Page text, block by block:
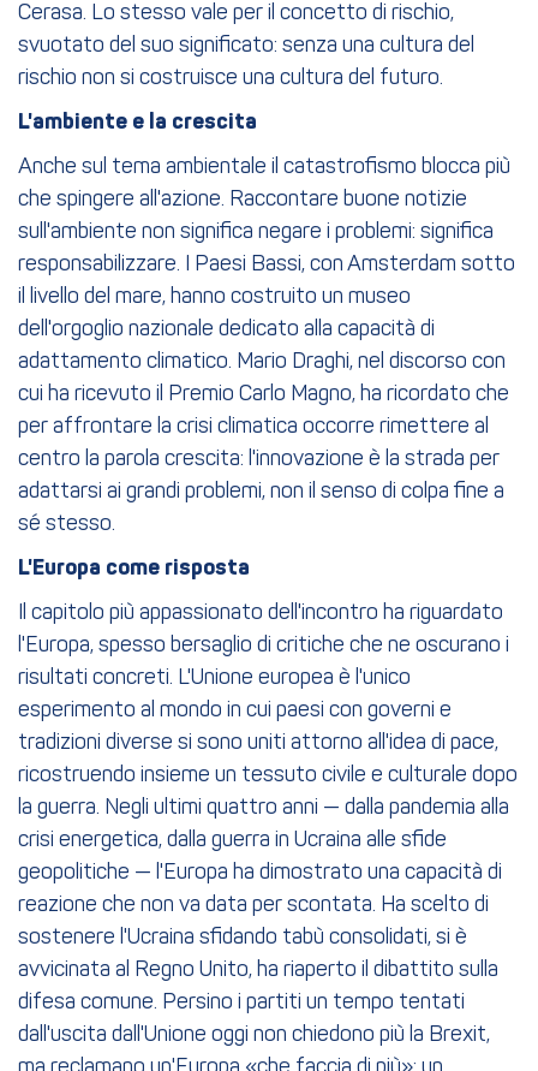
Cerasa. Lo stesso vale per il concetto di rischio,
svuotato del suo significato: senza una cultura del
rischio non si costruisce una cultura del futuro.
L'ambiente e la crescita
Anche sul tema ambientale il catastrofismo blocca più
che spingere all'azione. Raccontare buone notizie
sull'ambiente non significa negare i problemi: significa
responsabilizzare. I Paesi Bassi, con Amsterdam sotto
il livello del mare, hanno costruito un museo
dell'orgoglio nazionale dedicato alla capacità di
adattamento climatico. Mario Draghi, nel discorso con
cui ha ricevuto il Premio Carlo Magno, ha ricordato che
per affrontare la crisi climatica occorre rimettere al
centro la parola crescita: l'innovazione è la strada per
adattarsi ai grandi problemi, non il senso di colpa fine a
sé stesso.
L'Europa come risposta
Il capitolo più appassionato dell'incontro ha riguardato
l'Europa, spesso bersaglio di critiche che ne oscurano i
risultati concreti. L'Unione europea è l'unico
esperimento al mondo in cui paesi con governi e
tradizioni diverse si sono uniti attorno all'idea di pace,
ricostruendo insieme un tessuto civile e culturale dopo
la guerra. Negli ultimi quattro anni — dalla pandemia alla
crisi energetica, dalla guerra in Ucraina alle sfide
geopolitiche — l'Europa ha dimostrato una capacità di
reazione che non va data per scontata. Ha scelto di
sostenere l'Ucraina sfidando tabù consolidati, si è
avvicinata al Regno Unito, ha riaperto il dibattito sulla
difesa comune. Persino i partiti un tempo tentati
dall'uscita dall'Unione oggi non chiedono più la Brexit,